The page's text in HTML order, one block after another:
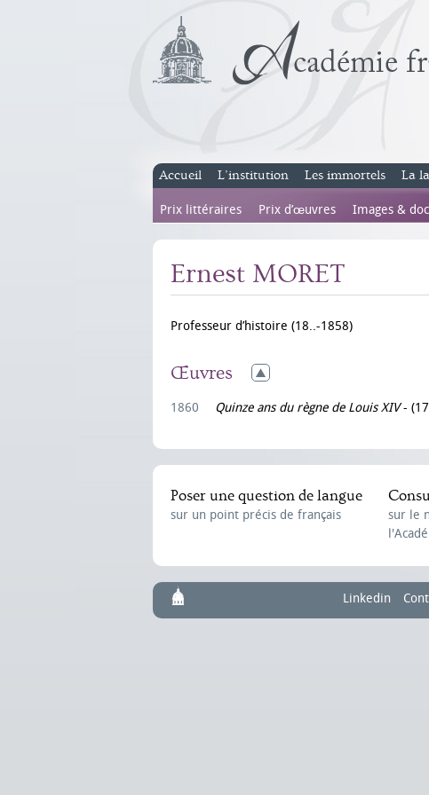
Accueil L’institution Les immortels La
Prix littéraires Prix d’œuvres Images &
Ernest MORET
Professeur d’histoire (18..-1858)
Œuvres
1860 Quinze ans du règne de Louis XIV-
Poser une question de langue
sur un point précis de français
sur le
Linkedin